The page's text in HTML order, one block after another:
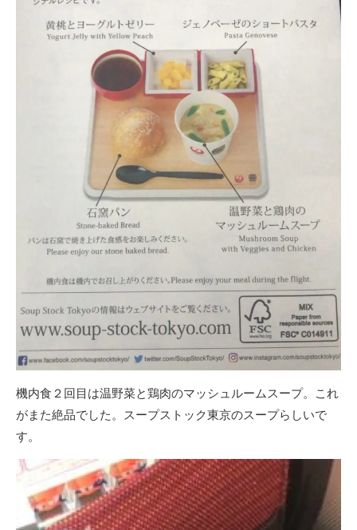
機内食２回目は温野菜と鶏肉のマッシュルームスープ。これ
がまた絶品でした。スープストック東京のスープらしいで
す。